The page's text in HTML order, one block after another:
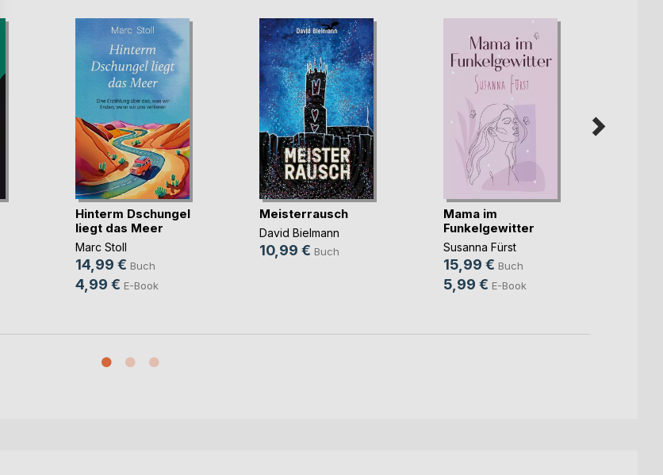
Hinterm Dschungel
liegt das Meer
Marc Stoll
14,99 € Buch
4,99 € E-Book
Meisterrausch
David Bielmann
10,99 € Buch
Mama im
Funkelgewitter
Susanna Fürst
15,99 € Buch
5,99 € E-Book